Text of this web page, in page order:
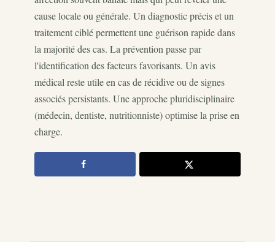
cause locale ou générale. Un diagnostic précis et un
traitement ciblé permettent une guérison rapide dans
la majorité des cas. La prévention passe par
l'identification des facteurs favorisants. Un avis
médical reste utile en cas de récidive ou de signes
associés persistants. Une approche pluridisciplinaire
(médecin, dentiste, nutritionniste) optimise la prise en
charge.